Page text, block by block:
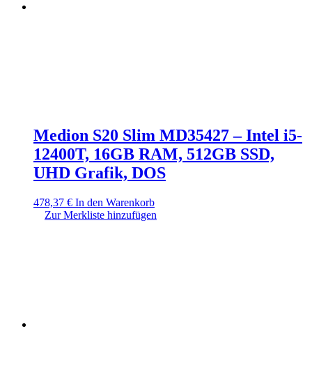
Medion S20 Slim MD35427 – Intel i5-
12400T, 16GB RAM, 512GB SSD,
UHD Grafik, DOS
478,37 € In den Warenkorb
Zur Merkliste hinzufügen